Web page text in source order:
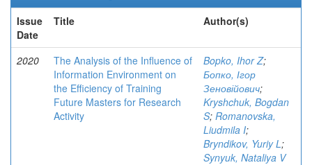
Issue
Date
Title Author(s)
2020
The Analysis of the Influence of
Information Environment on
the Efficiency of Training
Future Masters for Research
Activity
Bopko, Ihor Z;
Бопко, Ігор
Зеновійович;
Kryshchuk, Bogdan
S; Romanovska,
Liudmila I;
Bryndikov, Yuriy L;
Synyuk, Nataliya V